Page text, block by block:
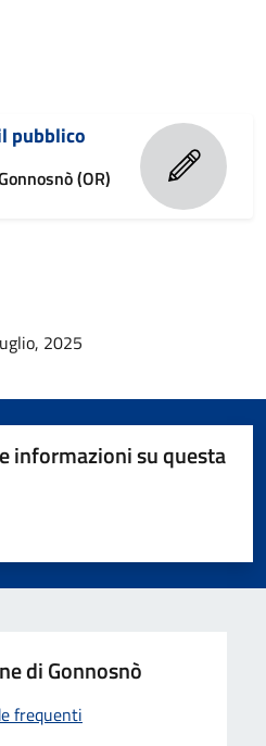
pubblico
(OR)
2025
informazioni su questa
su 5
5
di Gonnosnò
frequenti